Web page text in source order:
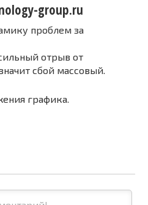
group.ru
проблем за
отрыв от
сбой массовый.
графика.